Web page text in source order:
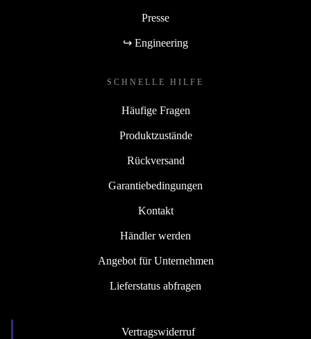
Presse
↪ Engineering
SCHNELLE HILFE
Häufige Fragen
Produktzustände
Rückversand
Garantiebedingungen
Kontakt
Händler werden
Angebot für Unternehmen
Lieferstatus abfragen
Vertragswiderruf